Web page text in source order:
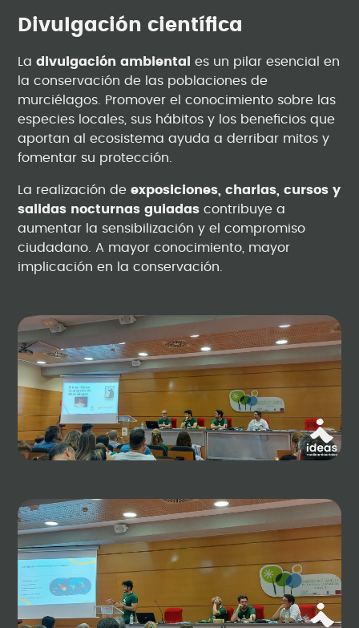
Divulgación científica
Ladivulgación ambiental
es un pilar esencial en
la conservación de las poblaciones de
murciélagos. Promover el conocimiento sobre las
especies locales, sus hábitos y los beneficios que
aportan al ecosistema ayuda a derribar mitos y
fomentar su protección.
La realización deexposiciones, charlas, cursos y
salidas nocturnas guiadas contribuye a
aumentar la sensibilización y el compromiso
ciudadano. A mayor conocimiento, mayor
implicación en la conservación.